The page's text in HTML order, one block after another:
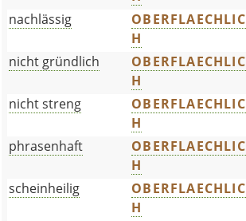
nachlässig
OBERFLAECHLIC
H
nicht gründlich
OBERFLAECHLIC
H
nicht streng
OBERFLAECHLIC
H
phrasenhaft
OBERFLAECHLIC
H
scheinheilig
OBERFLAECHLIC
H